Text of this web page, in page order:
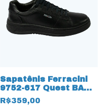
Sapatênis Ferracini
9752-617 Quest BA
15791 15789 Couro
Natural
R$359,00